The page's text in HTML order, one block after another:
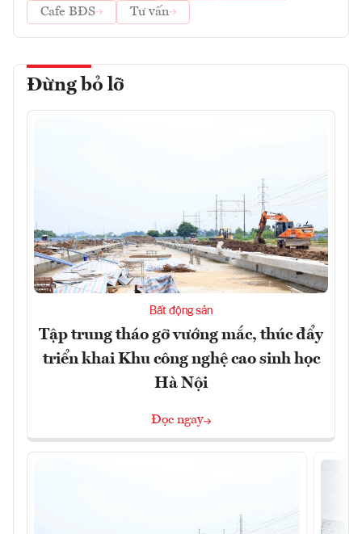
Cafe BĐS
Tư vấn
Đừng bỏ lỡ
Bất động sản
Tập trung tháo gỡ vướng mắc, thúc đẩy
triển khai Khu công nghệ cao sinh học
Hà Nội
Đọc ngay